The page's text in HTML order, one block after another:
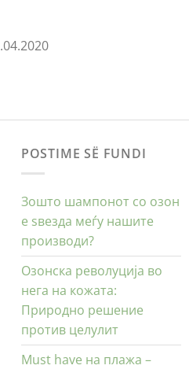
POSTIME SË FUNDI
Зошто шампонот со озон
е ѕвезда меѓу нашите
производи?
Озонска револуција во
нега на кожата:
Природно решение
против целулит
Must have на плажа –